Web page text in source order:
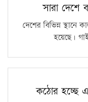
সারা দেশে
দেশের বিভিন্ন
হয়েছে।
কঠোর হচ্ছে